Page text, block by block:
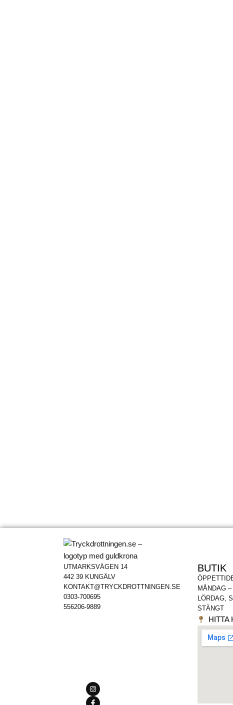
UTMARKSVÄGEN 14
442 39 KUNGÄLV
KONTAKT@TRYCKDROTTNINGEN.SE
0303-700695
556206-9889
BUTIK
MÅNDAG
LÖRDAG,
STÄNGT
HITTA